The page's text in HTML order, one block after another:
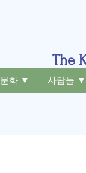
The
문화 ▼ 사람들 ▼